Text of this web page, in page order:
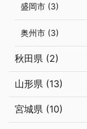
盛岡市 (3)
奥州市 (3)
秋田県 (2)
山形県 (13)
宮城県 (10)